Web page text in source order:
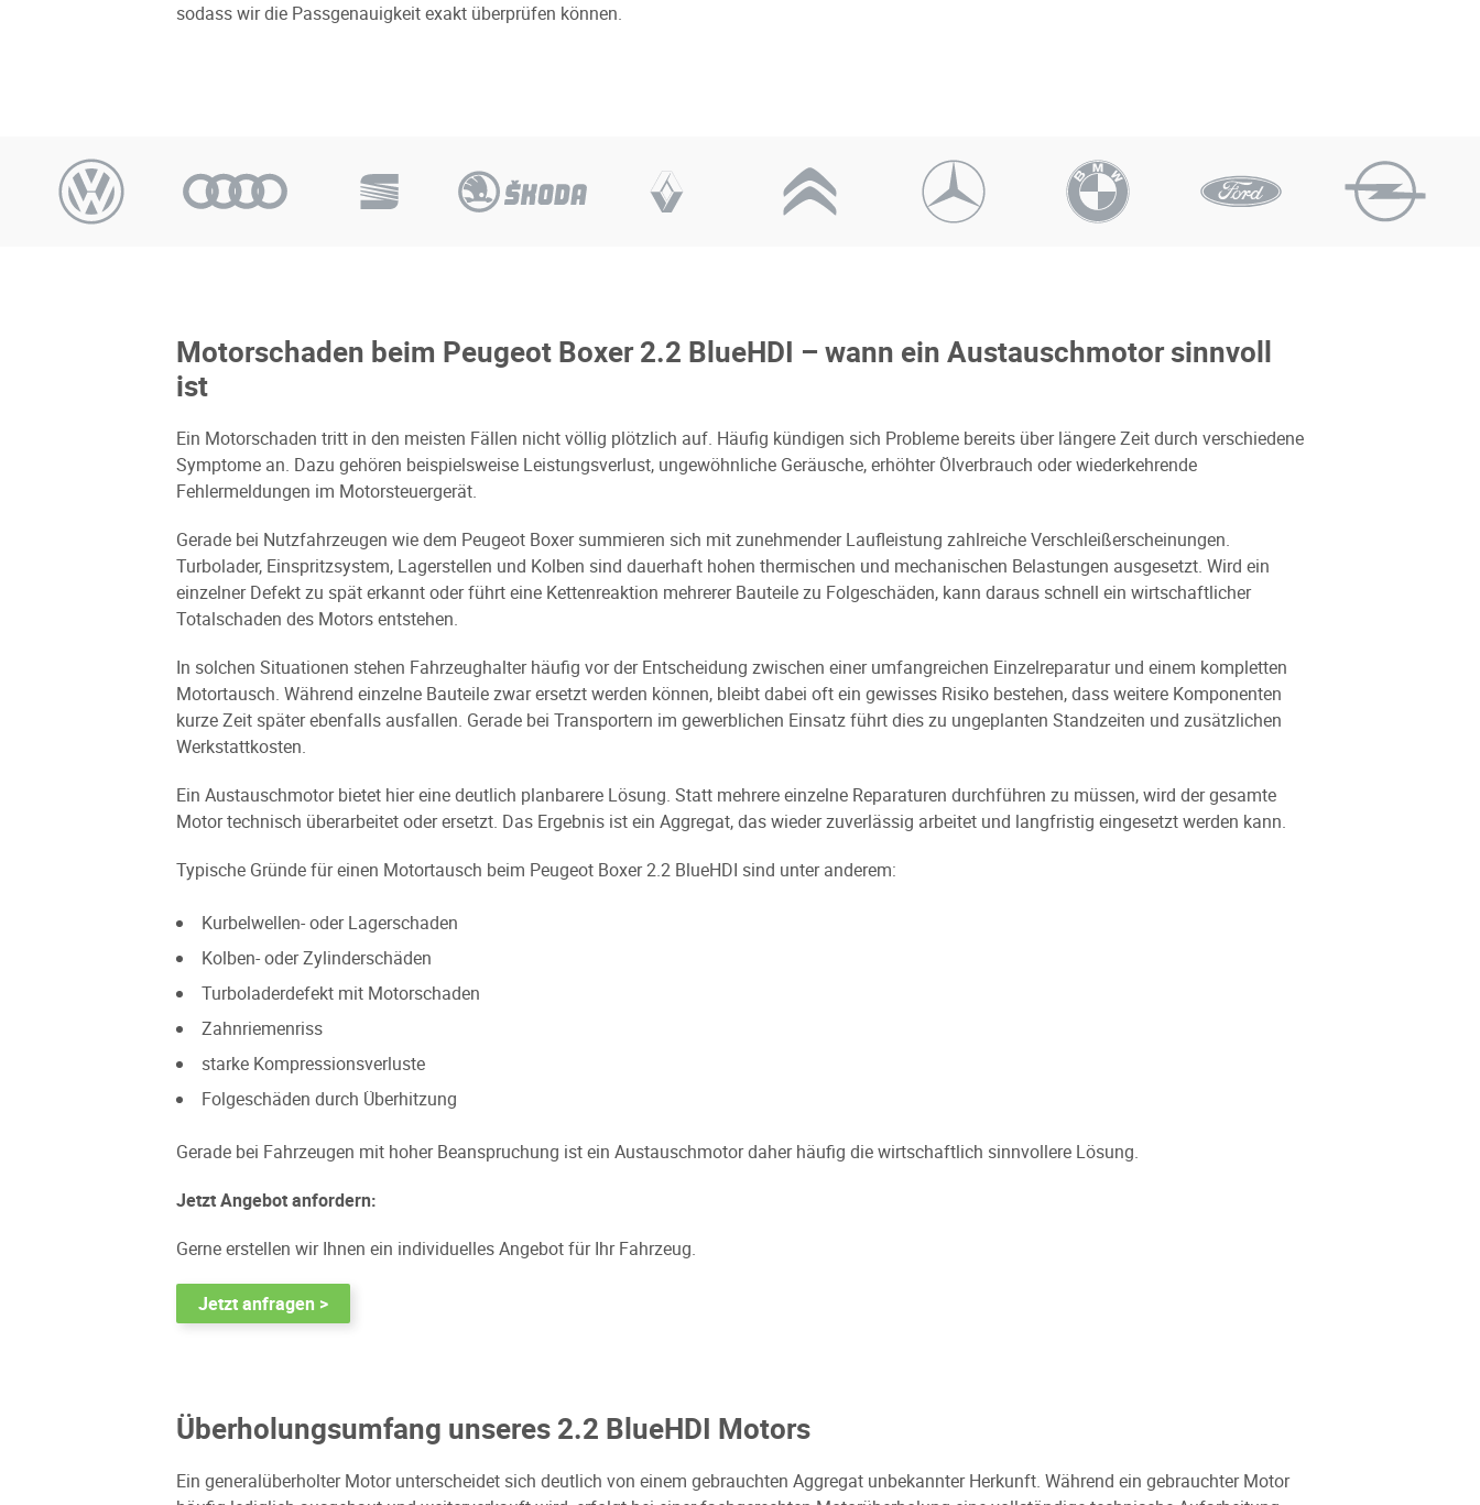
sodass wir die Passgenauigkeit exakt überprüfen können.
Motorschaden beim Peugeot Boxer 2.2 BlueHDI – wann ein Austauschmotor sinnvoll
ist
Ein Motorschaden tritt in den meisten Fällen nicht völlig plötzlich auf. Häufig kündigen sich Probleme bereits über längere Zeit durch verschiedene
Symptome an. Dazu gehören beispielsweise Leistungsverlust, ungewöhnliche Geräusche, erhöhter Ölverbrauch oder wiederkehrende
Fehlermeldungen im Motorsteuergerät.
Gerade bei Nutzfahrzeugen wie dem Peugeot Boxer summieren sich mit zunehmender Laufleistung zahlreiche Verschleißerscheinungen.
Turbolader, Einspritzsystem, Lagerstellen und Kolben sind dauerhaft hohen thermischen und mechanischen Belastungen ausgesetzt. Wird ein
einzelner Defekt zu spät erkannt oder führt eine Kettenreaktion mehrerer Bauteile zu Folgeschäden, kann daraus schnell ein wirtschaftlicher
Totalschaden des Motors entstehen.
In solchen Situationen stehen Fahrzeughalter häufig vor der Entscheidung zwischen einer umfangreichen Einzelreparatur und einem kompletten
Motortausch. Während einzelne Bauteile zwar ersetzt werden können, bleibt dabei oft ein gewisses Risiko bestehen, dass weitere Komponenten
kurze Zeit später ebenfalls ausfallen. Gerade bei Transportern im gewerblichen Einsatz führt dies zu ungeplanten Standzeiten und zusätzlichen
Werkstattkosten.
Ein Austauschmotor bietet hier eine deutlich planbarere Lösung. Statt mehrere einzelne Reparaturen durchführen zu müssen, wird der gesamte
Motor technisch überarbeitet oder ersetzt. Das Ergebnis ist ein Aggregat, das wieder zuverlässig arbeitet und langfristig eingesetzt werden kann.
Typische Gründe für einen Motortausch beim Peugeot Boxer 2.2 BlueHDI sind unter anderem:
Kurbelwellen- oder Lagerschaden
Kolben- oder Zylinderschäden
Turboladerdefekt mit Motorschaden
Zahnriemenriss
starke Kompressionsverluste
Folgeschäden durch Überhitzung
Gerade bei Fahrzeugen mit hoher Beanspruchung ist ein Austauschmotor daher häufig die wirtschaftlich sinnvollere Lösung.
Jetzt Angebot anfordern:
Gerne erstellen wir Ihnen ein individuelles Angebot für Ihr Fahrzeug.
Jetzt anfragen >
Überholungsumfang unseres 2.2 BlueHDI Motors
Ein generalüberholter Motor unterscheidet sich deutlich von einem gebrauchten Aggregat unbekannter Herkunft. Während ein gebrauchter Motor